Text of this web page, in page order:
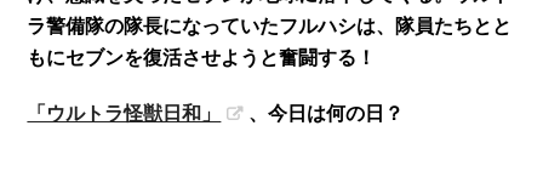
ラ警備隊の隊長になっていたフルハシは、隊員たちとと
もにセブンを復活させようと奮闘する！
「ウルトラ怪獣日和」
、今日は何の日？